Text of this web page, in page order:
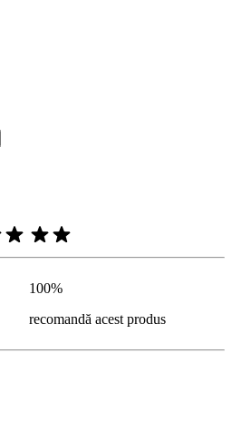
de Bazaarvoice şi respectă Politica
de evaluări ale produselor şi
100%
recomandă acest produs